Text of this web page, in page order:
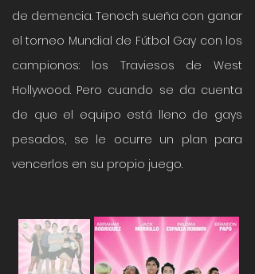
de demencia. Tenoch sueña con ganar
el torneo Mundial de Fútbol Gay con los
campionos: los Traviesos de West
Hollywood. Pero cuando se da cuenta
de que el equipo está lleno de gays
pesados, se le ocurre un plan para
vencerlos en su propio juego.